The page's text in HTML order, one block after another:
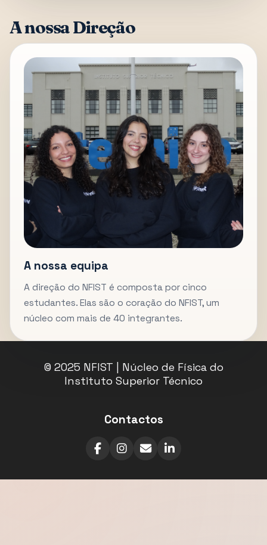
A nossa Direção
A nossa equipa
A direção do NFIST é composta por cinco
estudantes. Elas são o coração do NFIST, um
núcleo com mais de 40 integrantes.
© 2025 NFIST | Núcleo de Física do
Instituto Superior Técnico
Contactos